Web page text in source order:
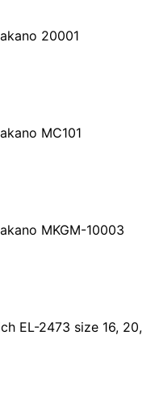
điện năng và thời
công nghệ nấu 1D
20001
MC101
MKGM-10003
EL-2473 size 16, 20,